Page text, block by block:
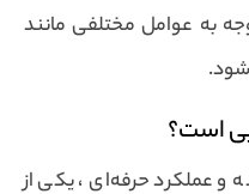
به عوامل مختلفی مانند
است؟
و عملکرد حرفه‌ای ، یکی از